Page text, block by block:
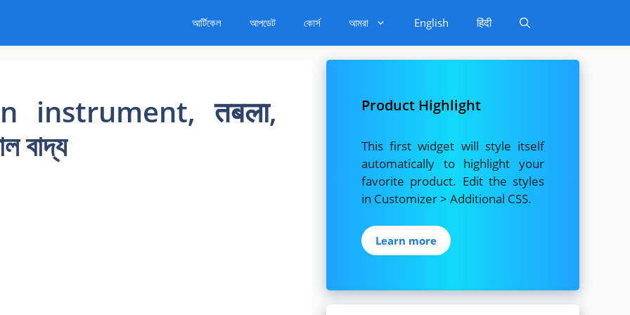
আর্টিকেল আপডেট কোর্স আমরা English हिंदी
instrument, तबला,
বাদ্য
Product Highlight
This first widget will style itself
automatically to highlight your
favorite product. Edit the styles
in Customizer > Additional CSS.
Learn more